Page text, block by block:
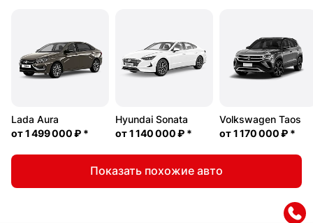
Lada Aura
от1 499 000 ₽ *
Hyundai Sonata
от1 140 000 ₽ *
Volkswagen Taos
от1 170 000 ₽ *
Показать похожие авто